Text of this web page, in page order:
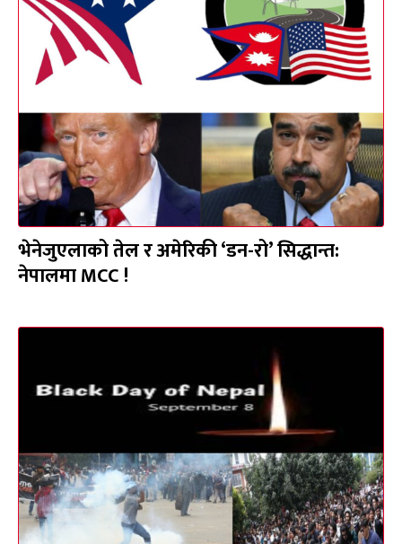
भेनेजुएलाको तेल र अमेरिकी ‘डन-रो’ सिद्धान्त:
नेपालमा MCC !